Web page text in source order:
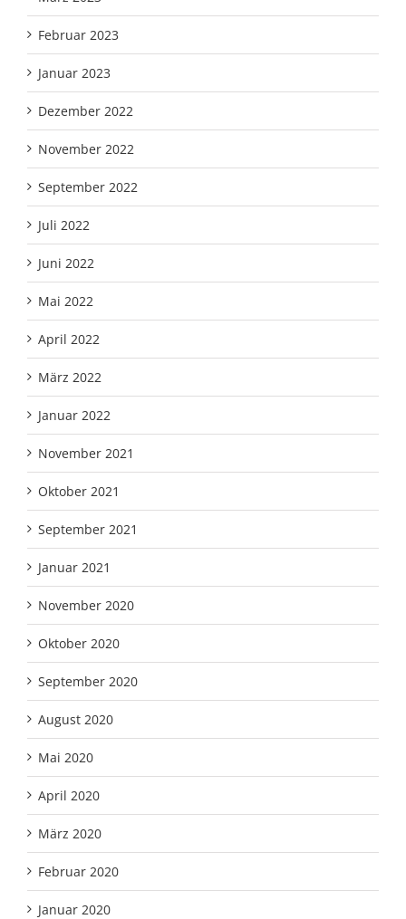
Februar 2023
Januar 2023
Dezember 2022
November 2022
September 2022
Juli 2022
Juni 2022
Mai 2022
April 2022
März 2022
Januar 2022
November 2021
Oktober 2021
September 2021
Januar 2021
November 2020
Oktober 2020
September 2020
August 2020
Mai 2020
April 2020
März 2020
Februar 2020
Januar 2020